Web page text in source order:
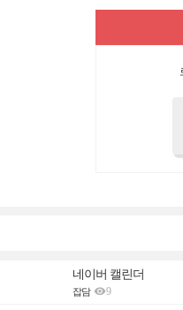
네이버 캘린더
잡담 9